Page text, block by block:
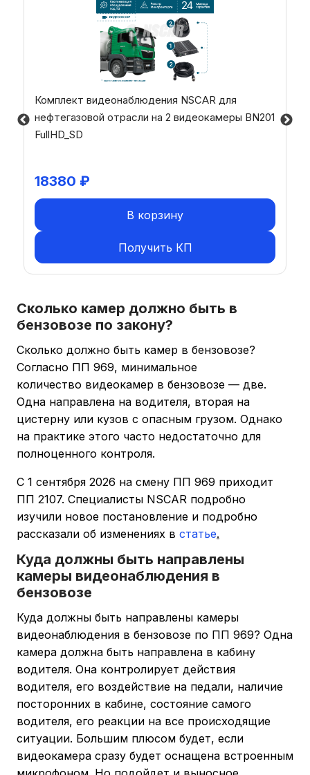
Комплект видеонаблюдения NSCAR для
нефтегазовой отрасли на 2 видеокамеры BN201
FullHD_SD
18380 ₽
В корзину
Получить КП
Сколько камер должно быть в
бензовозе по закону?
Сколько должно быть камер в бензовозе?
Согласно ПП 969, минимальное
количество видеокамер в бензовозе — две.
Одна направлена на водителя, вторая на
цистерну или кузов с опасным грузом. Однако
на практике этого часто недостаточно для
полноценного контроля.
С 1 сентября 2026 на смену ПП 969 приходит
ПП 2107. Специалисты NSCAR подробно
изучили новое постановление и подробно
рассказали об изменениях в статье.
Куда должны быть направлены
камеры видеонаблюдения в
бензовозе
Куда должны быть направлены камеры
видеонаблюдения в бензовозе по ПП 969? Одна
камера должна быть направлена в кабину
водителя. Она контролирует действия
водителя, его воздействие на педали, наличие
посторонних в кабине, состояние самого
водителя, его реакции на все происходящие
ситуации. Большим плюсом будет, если
видеокамера сразу будет оснащена встроенным